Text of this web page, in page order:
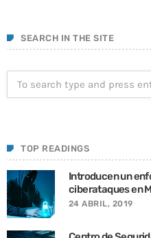
SEARCH IN THE SITE
TOP READINGS
Introducen un
ciberataques en
24 ABRIL, 2019